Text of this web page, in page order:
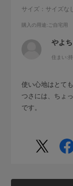
サイズ：サイズな
購入の用途:ご自宅用
やよ
住まい:
使い心地はとて
つさには、ちょ
です。